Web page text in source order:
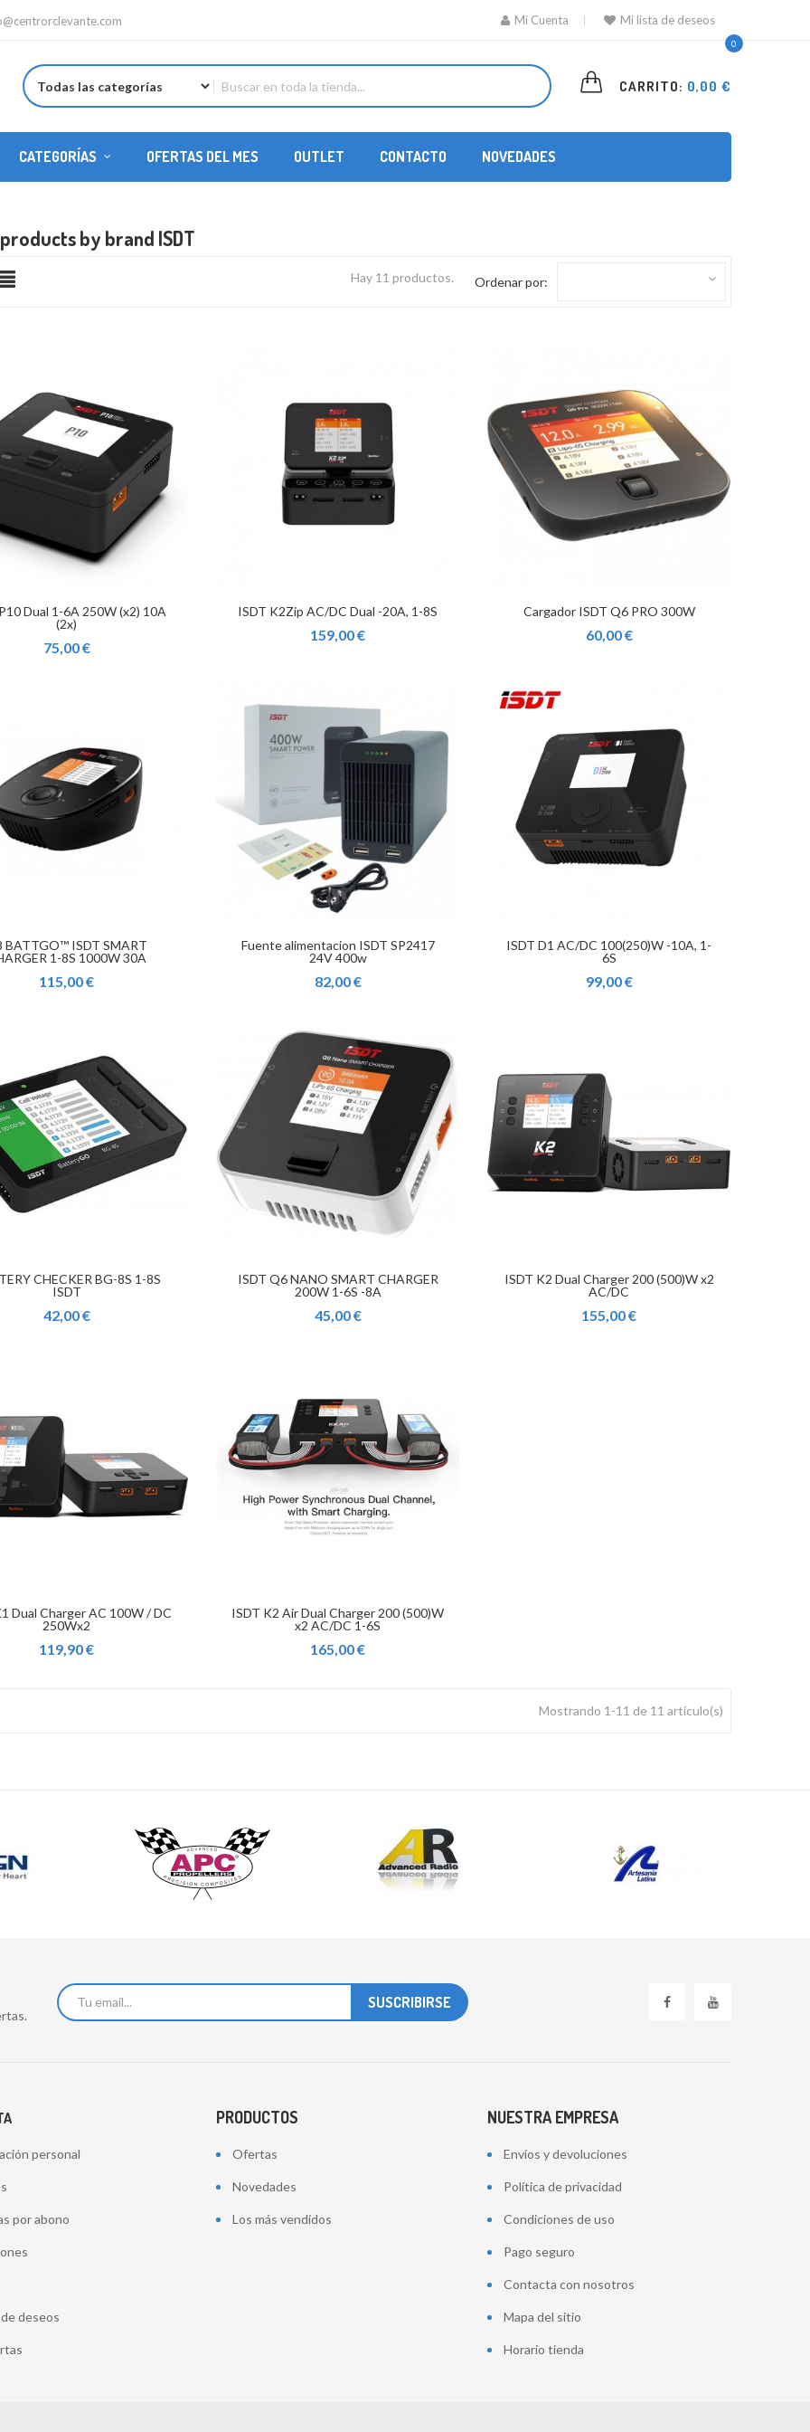
Mi Cuenta Mi lista de deseos
0
CARRITO: 0,00 €
CATEGORÍAS OFERTAS DEL MES OUTLET CONTACTO NOVEDADES
by brand ISDT
Hay 11 productos. Ordenar por:
Dual 1-6A 250W (x2) 10A
(2x)
75,00 €
ISDT K2Zip AC/DC Dual -20A, 1-8S
159,00 €
Cargador ISDT Q6 PRO 300W
60,00 €
BATTGO™ ISDT SMART
1-8S 1000W 30A
115,00 €
Fuente alimentacion ISDT SP2417
24V 400w
82,00 €
ISDT D1 AC/DC 100(250)W -10A, 1-
6S
99,00 €
CHECKER BG-8S 1-8S
ISDT
42,00 €
ISDT Q6 NANO SMART CHARGER
200W 1-6S -8A
45,00 €
ISDT K2 Dual Charger 200 (500)W x2
AC/DC
155,00 €
Dual Charger AC 100W / DC
250Wx2
119,90 €
ISDT K2 Air Dual Charger 200 (500)W
x2 AC/DC 1-6S
165,00 €
Mostrando 1-11 de 11 artículo(s)
personal
por abono
deseos
PRODUCTOS
Ofertas
Novedades
Los más vendidos
NUESTRA EMPRESA
Envíos y devoluciones
Política de privacidad
Condiciones de uso
Pago seguro
Contacta con nosotros
Mapa del sitio
Horario tienda